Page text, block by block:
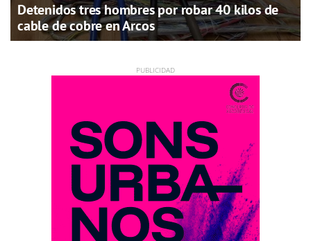
Detenidos tres hombres por robar 40 kilos de
cable de cobre en Arcos